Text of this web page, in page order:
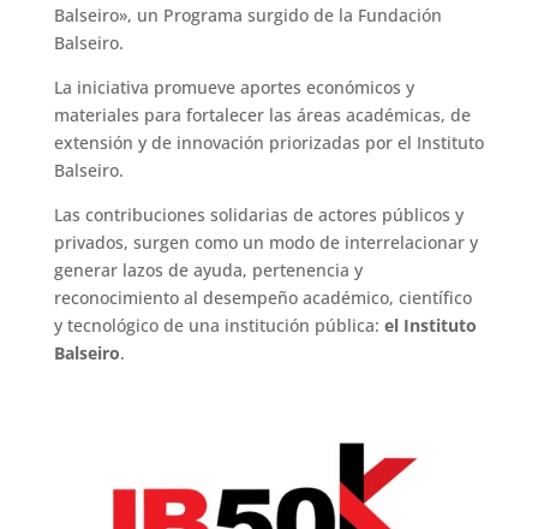
Balseiro», un Programa surgido de la Fundación
Balseiro.
La iniciativa promueve aportes económicos y
materiales para fortalecer las áreas académicas, de
extensión y de innovación priorizadas por el Instituto
Balseiro.
Las contribuciones solidarias de actores públicos y
privados, surgen como un modo de interrelacionar y
generar lazos de ayuda, pertenencia y
reconocimiento al desempeño académico, científico
y tecnológico de una institución pública: el Instituto
Balseiro.